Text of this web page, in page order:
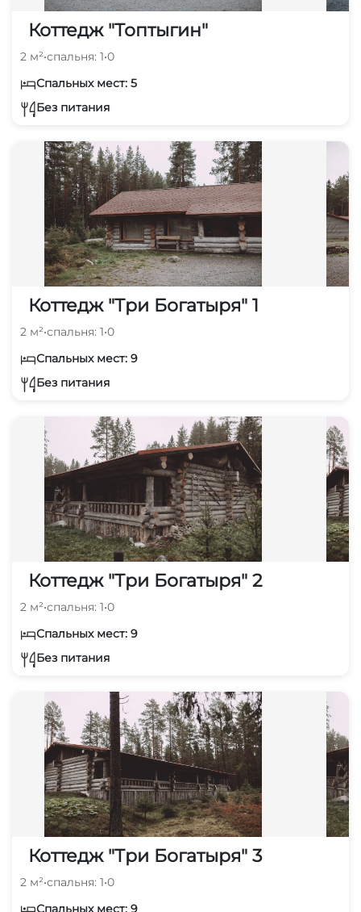
Коттедж "Топтыгин"
2 м²•спальня: 1•0
Спальных мест: 5
Без питания
Коттедж "Три Богатыря" 1
2 м²•спальня: 1•0
Спальных мест: 9
Без питания
Коттедж "Три Богатыря" 2
2 м²•спальня: 1•0
Спальных мест: 9
Без питания
Коттедж "Три Богатыря" 3
2 м²•спальня: 1•0
Спальных мест: 9